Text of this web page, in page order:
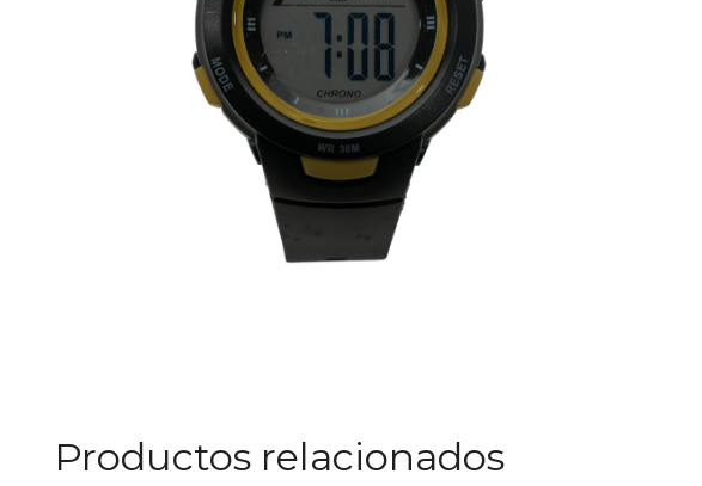
Productos relacionados